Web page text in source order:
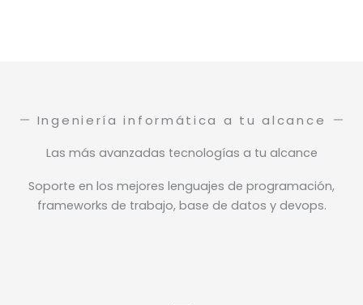
Ingeniería informática a tu alcance
Las más avanzadas tecnologías a tu alcance
Soporte en los mejores lenguajes de programación,
frameworks de trabajo, base de datos y devops.